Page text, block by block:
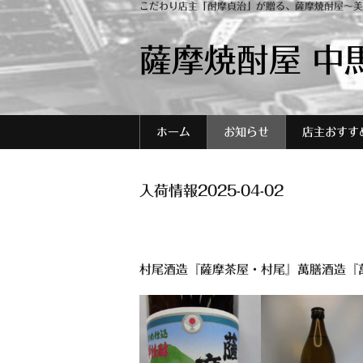
こだわり店主「酎摩貞治」が贈る、薩摩焼酎屋～
薩摩焼酎屋 中
ホーム お知らせ 店主おすす
入荷情報2025-04-02
村尾酒造『薩摩茶屋・村尾』萬膳酒造『